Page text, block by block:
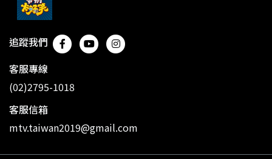
追蹤我們
客服專線
(02)2795-1018
客服信箱
mtv.taiwan2019@gmail.com